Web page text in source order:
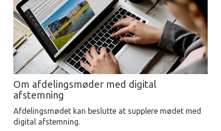
Om afdelingsmøder med digital
afstemning
Afdelingsmødet kan beslutte at supplere mødet med
digital afstemning.